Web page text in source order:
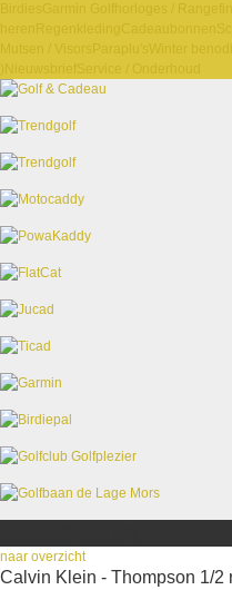
Birdies Garmin Golfhorloges /
heren
Regenkleding Cadeaubonnen
Mutsen / Visors
Paraplu's Winter
Nieuwsbrief Service / Onderhoud
naar overzicht
Calvin Klein - Thompson 1/2